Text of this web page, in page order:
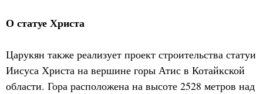
О статуе Христа
Царукян также реализует проект строительства статуи
Иисуса Христа на вершине горы Атис в Котайкской
области. Гора расположена на высоте 2528 метров над